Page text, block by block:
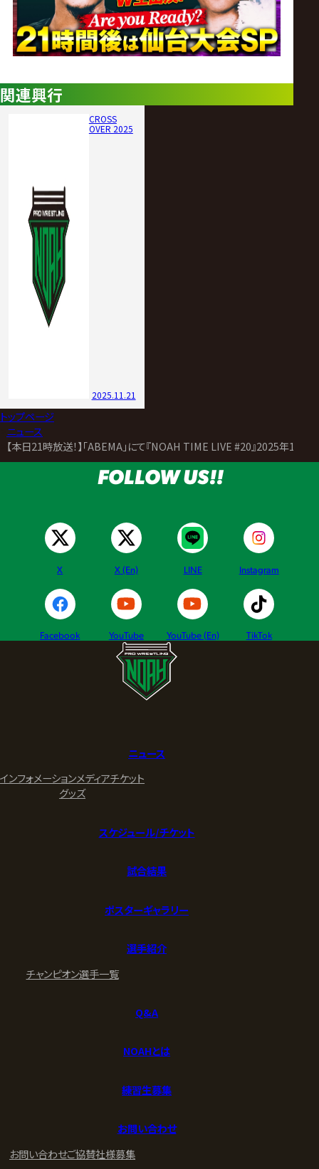
関連興行
CROSS
OVER 2025
2025.11.21
トップページ
ニュース
【本日21時放送！】「ABEMA」にて『NOAH TIME LIVE #20』2025年11月
FOLLOW US!!
X X (En) LINE Instagram
Facebook YouTube YouTube (En) TikTok
ニュース
インフォメーションメディアチケット
グッズ
スケジュール/チケット
試合結果
ポスターギャラリー
選手紹介
チャンピオン選手一覧
Q&A
NOAHとは
練習生募集
お問い合わせ
お問い合わせご協賛社様募集